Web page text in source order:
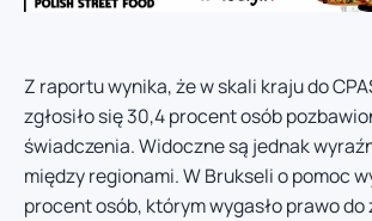
Z raportu wynika, że w skali kraju do
zgłosiło się 30,4 procent osób
świadczenia. Widoczne są jednak
między regionami. W Brukseli o pomoc
procent osób, którym wygasło prawo do